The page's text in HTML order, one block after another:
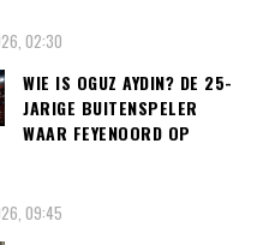
02:30
WIE IS OGUZ AYDIN? DE 25-
JARIGE BUITENSPELER
WAAR FEYENOORD OP
09:45